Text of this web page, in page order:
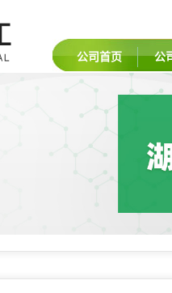
公司首页 公